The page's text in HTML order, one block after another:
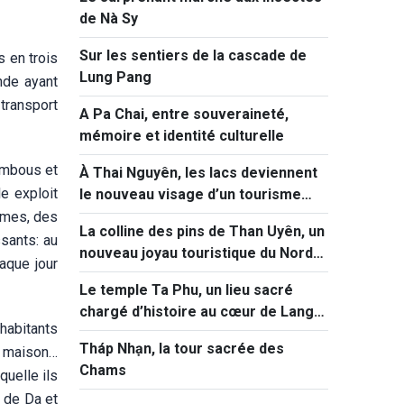
en trois
ayant
et
exploit
des
au
jour
ils
de Da et
de Nà Sy
Sur les sentiers de la cascade de
Lung Pang
A Pa Chai, entre souveraineté,
mémoire et identité culturelle
À Thai Nguyên, les lacs deviennent
le nouveau visage d’un tourisme
vert et immersif
La colline des pins de Than Uyên, un
nouveau joyau touristique du Nord-
Ouest
Le temple Ta Phu, un lieu sacré
chargé d’histoire au cœur de Lang
Son
Tháp Nhạn, la tour sacrée des
Chams